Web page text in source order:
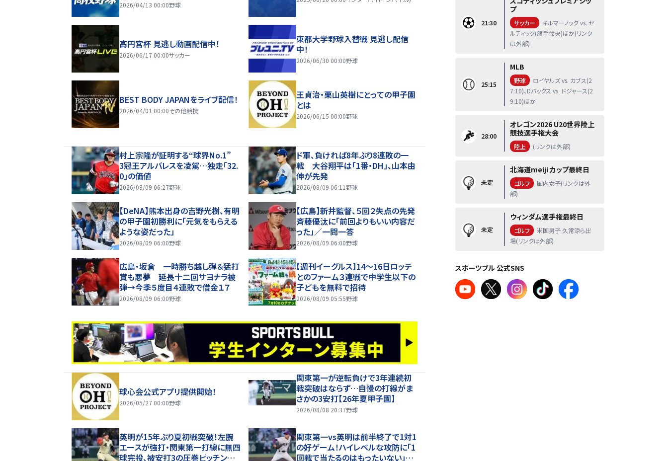
2026/04/13 00:00野球
高円宮杯 見逃し動画配信中！
2026/06/17 00:00サッカー
東都大学野球入替戦 見逃し配信
中！
2026/06/30 00:00野球
BEST BODY JAPANをライブ配信！
2026/04/01 00:00その他競技
王貞治・栗山英樹にとっての甲子園
とは
2026/06/15 00:00野球
村上宗隆が証明する“球界No.1”
3冠王アルバレスを凌駕…独走「32.
0」の価値
2026/08/09 06:27野球
ド軍、負ければ8年ぶり8連敗の一
戦 大谷翔平は「1番・DH」、山本由
伸が先発
2026/08/09 06:11 野球
【DeNA】熊本出身の吉野光樹、有明
の甲子園初勝利に「元気をもらえる
ような姿だった」
2026/08/09 06:00野球
【広島】新井監督、５回２失点の先発
斉藤優汰に「前回よりもいい内容だ
った」／一問一答
2026/08/09 06:00野球
広島・坂倉 一時勝ち越し弾＆猛打
賞も悪夢 延長十二回サヨナラ被
弾→今季５度目４連敗で借金１７
2026/08/09 06:00野球
【週刊イーグルス】14～16日ロッテ
とのファーム３連戦で中学生以下の
子どもを無料で招待
2026/08/09 05:55野球
球心会公式アプリ提供開始！
2026/05/27 00:00野球
関東第一が逆転負けで3年連続初
戦突破はならず…自慢の打線がま
さかの3安打【26年夏甲子園】
2026/08/08 20:37野球
英明が15年ぶり夏初戦突破！左腕
エースが強打・関東第一打線に無四
球完投、被安打3の圧巻ピッチング
関東第一vs英明は前半終了で1対1
の好ゲーム！ハイレベルな攻防に「1
回戦で当たるのはもったいない」と
21:30
プ
サッカー
キルマーノック vs. セ
ルティック(旗手怜央)ほか(リンク
は外部)
25:15
MLB
野球
ロイヤルズ vs. カブス(2
7:10)、Dバックス vs. ドジャース(2
9:10)ほか
28:00
オレゴン2026 U20世界陸上
競技選手権大会
陸上 (リンクは外部)
未定
北海道meiji カップ最終日
ゴルフ
国内女子(リンクは外
部)
未定
ウィンダム選手権最終日
ゴルフ
米国男子 久常涼ら出
場(リンクは外部)
スポーツブル 公式SNS